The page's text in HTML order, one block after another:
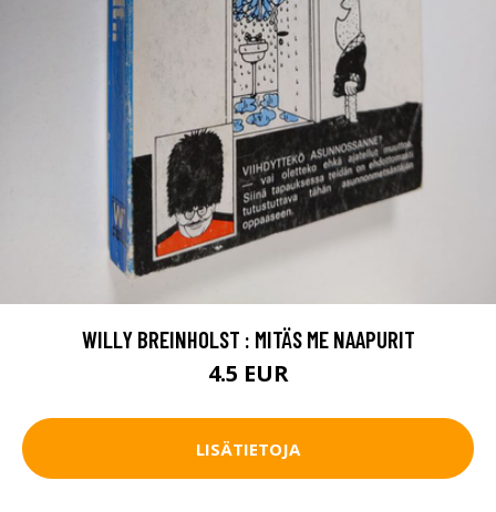
WILLY BREINHOLST : MITÄS ME NAAPURIT
4.5 EUR
LISÄTIETOJA